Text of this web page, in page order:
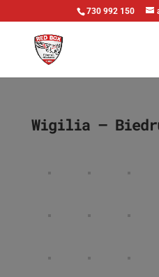
730 992 150
Wigilia –